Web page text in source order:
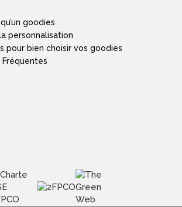
goodies
personnalisation
pour bien choisir vos goodies